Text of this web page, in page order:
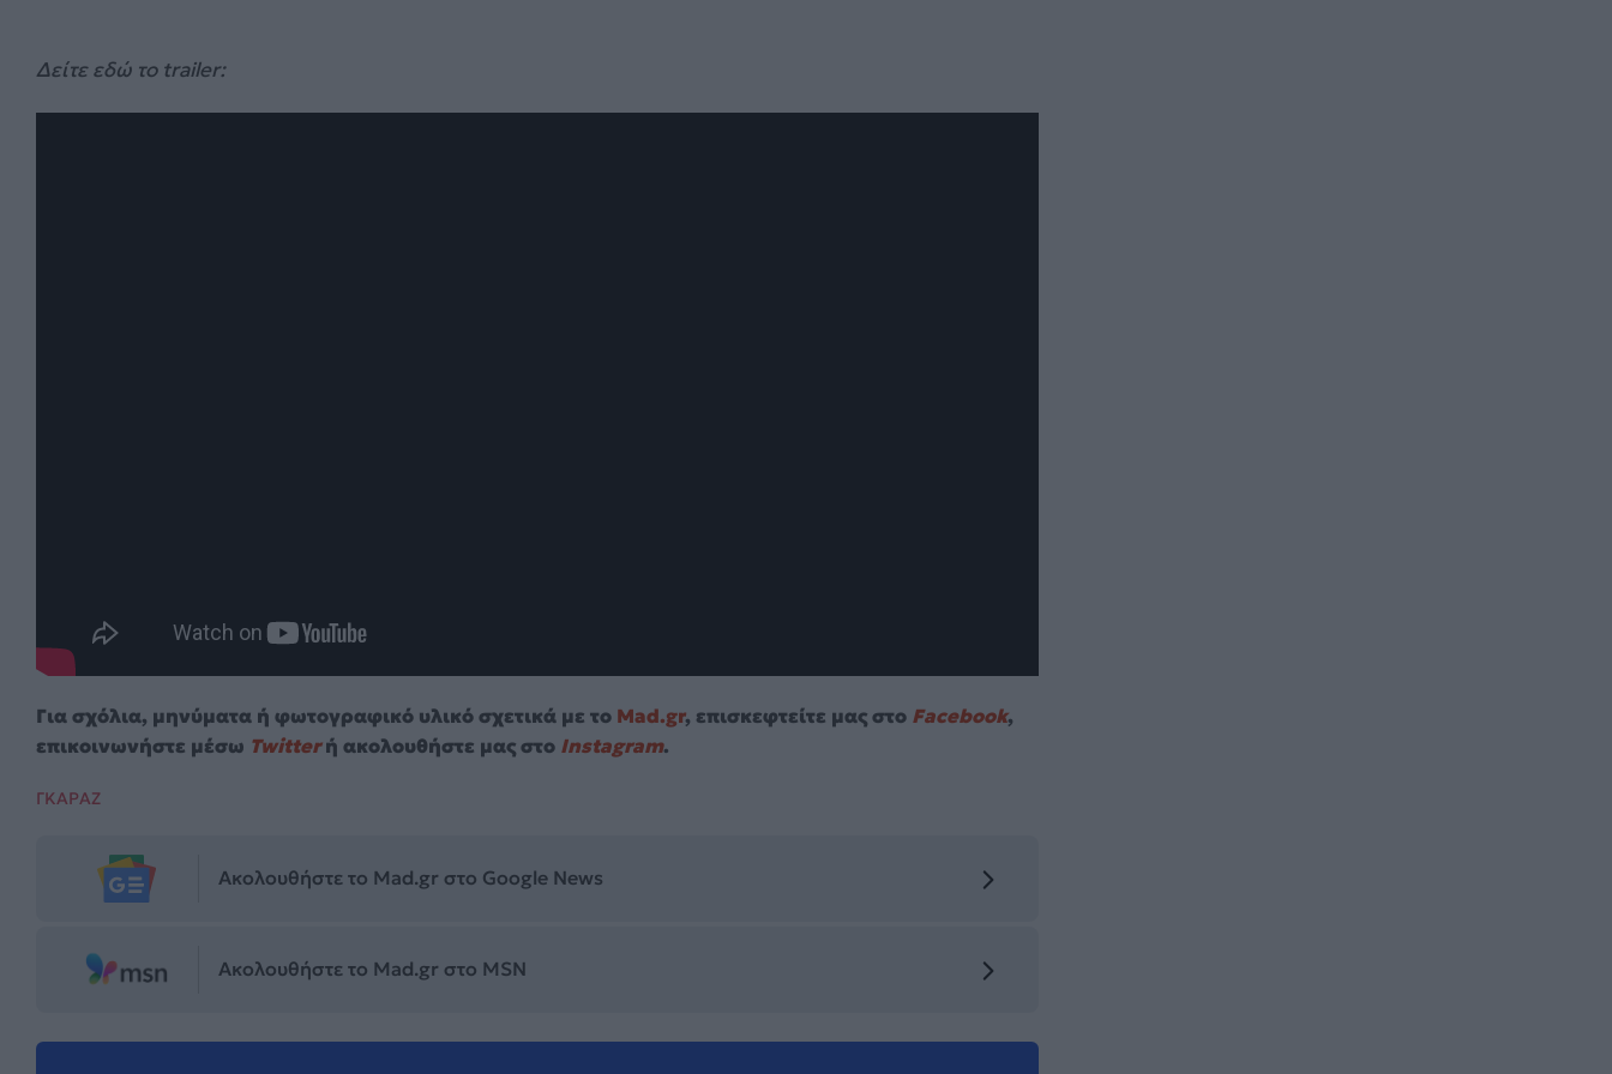
Δείτε εδώ το trailer:
Για σχόλια, μηνύματα ή φωτογραφικό υλικό σχετικά με το Mad.gr, επισκεφτείτε μας στο Facebook,
επικοινωνήστε μέσω Twitterή ακολουθήστε μας στο Instagram.
ΓΚΑΡΑΖ
Ακολουθήστε το Mad.gr στο Google News
Ακολουθήστε το Mad.gr στο MSN